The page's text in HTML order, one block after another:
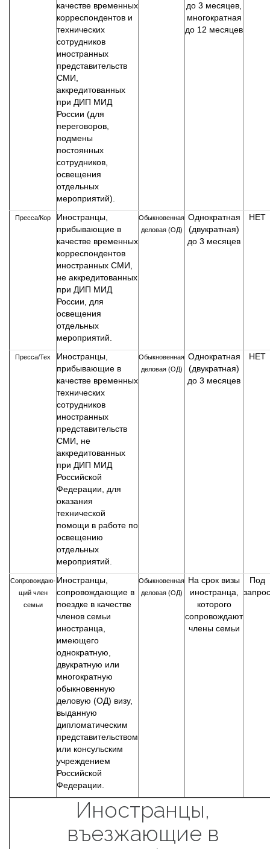
качестве временных
корреспондентов и
технических
сотрудников
иностранных
представительств
СМИ,
аккредитованных
при ДИП МИД
России (для
переговоров,
подмены
постоянных
сотрудников,
освещения
отдельных
мероприятий).
до 3 месяцев,
многократная
до 12 месяцев
Пресса/Кор
Иностранцы,
прибывающие в
качестве временных
корреспондентов
иностранных СМИ,
не аккредитованных
при ДИП МИД
России, для
освещения
отдельных
мероприятий.
Обыкновенная
деловая (ОД)
Однократная
(двукратная)
до 3 месяцев
НЕТ
Пресса/Тех
Иностранцы,
прибывающие в
качестве временных
технических
сотрудников
иностранных
представительств
СМИ, не
аккредитованных
при ДИП МИД
Российской
Федерации, для
оказания
технической
помощи в работе по
освещению
отдельных
мероприятий.
Обыкновенная
деловая (ОД)
Однократная
(двукратная)
до 3 месяцев
НЕТ
Сопровождаю-
щий член
семьи
Иностранцы,
сопровождающие в
поездке в качестве
членов семьи
иностранца,
имеющего
однократную,
двукратную или
многократную
обыкновенную
деловую (ОД) визу,
выданную
дипломатическим
представительством
или консульским
учреждением
Российской
Федерации.
Обыкновенная
деловая (ОД)
На срок визы
иностранца,
которого
сопровождают
члены семьи
Под
запрос
Иностранцы,
въезжающие в